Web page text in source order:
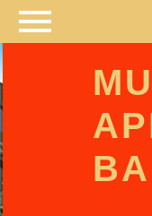
Navigation
überspringen